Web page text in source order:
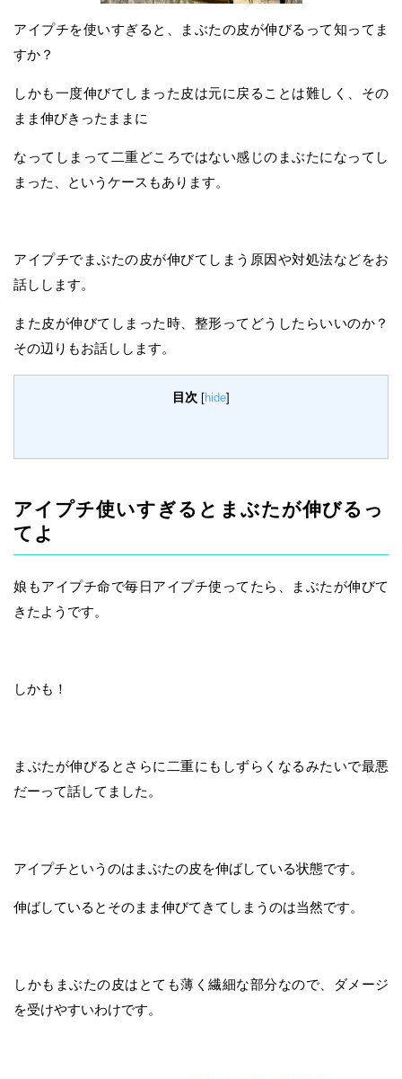
アイプチを使いすぎると、まぶたの皮が伸びるって知ってま
すか？
しかも一度伸びてしまった皮は元に戻ることは難しく、その
まま伸びきったままに
なってしまって二重どころではない感じのまぶたになってし
まった、というケースもあります。
アイプチでまぶたの皮が伸びてしまう原因や対処法などをお
話しします。
また皮が伸びてしまった時、整形ってどうしたらいいのか？
その辺りもお話しします。
目次 [hide]
アイプチ使いすぎるとまぶたが伸びるっ
てよ
娘もアイプチ命で毎日アイプチ使ってたら、まぶたが伸びて
きたようです。
しかも！
まぶたが伸びるとさらに二重にもしずらくなるみたいで最悪
だーって話してました。
アイプチというのはまぶたの皮を伸ばしている状態です。
伸ばしているとそのまま伸びてきてしまうのは当然です。
しかもまぶたの皮はとても薄く繊細な部分なので、ダメージ
を受けやすいわけです。